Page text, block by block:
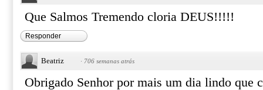
Que Salmos Tremendo cloria DEUS!!!!!
Responder
Beatriz · 706 semanas atrás
Obrigado Senhor por mais um dia lindo que